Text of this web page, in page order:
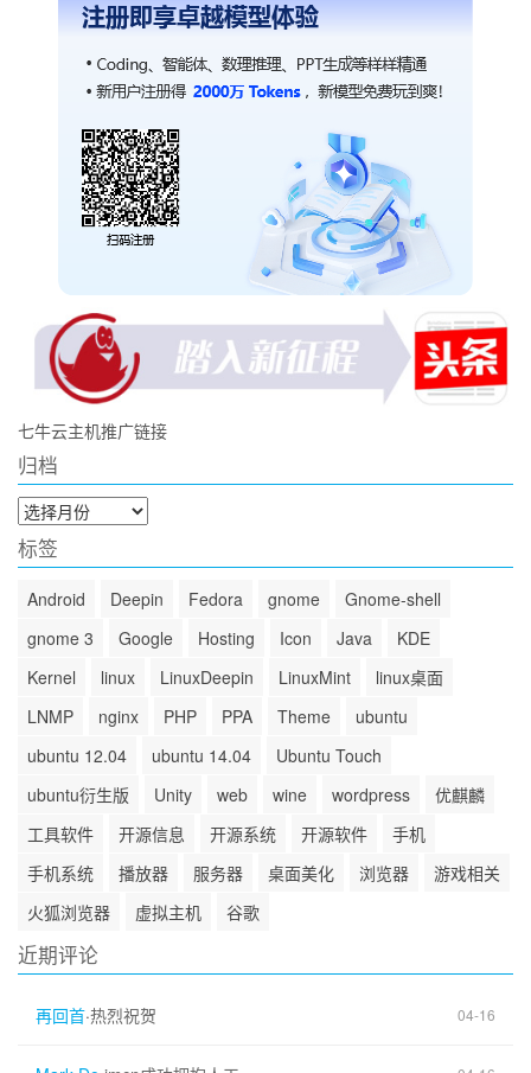
七牛云主机推广链接
归档
归
档
标签
Android Deepin Fedora gnome
Gnome-shell
gnome 3
Google Hosting Icon Java
KDE
Kernel
linux LinuxDeepin LinuxMint
linux桌面
LNMP
nginx PHP PPA Theme
ubuntu
ubuntu 12.04
ubuntu 14.04
Ubuntu Touch
ubuntu衍生版
Unity web wine wordpress
优麒麟
工具软件
开源信息 开源系统 开源软件
手机
手机系统
播放器 服务器 桌面美化 浏览器
游戏相关
火狐浏览器
虚拟主机 谷歌
近期评论
再回首·热烈祝贺 04-16